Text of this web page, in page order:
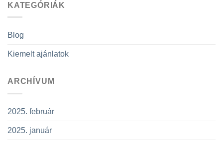
KATEGÓRIÁK
Blog
Kiemelt ajánlatok
ARCHÍVUM
2025. február
2025. január